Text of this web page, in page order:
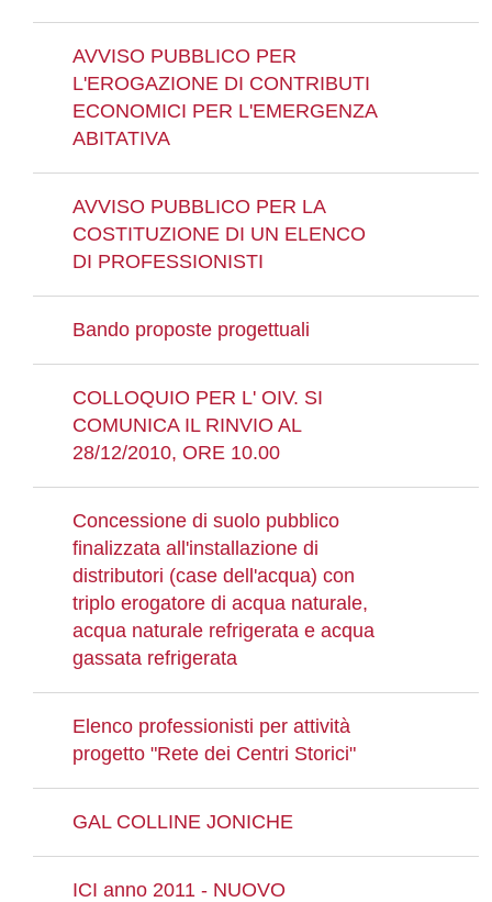
AVVISO PUBBLICO PER
L'EROGAZIONE DI CONTRIBUTI
ECONOMICI PER L'EMERGENZA
ABITATIVA
AVVISO PUBBLICO PER LA
COSTITUZIONE DI UN ELENCO
DI PROFESSIONISTI
Bando proposte progettuali
COLLOQUIO PER L' OIV. SI
COMUNICA IL RINVIO AL
28/12/2010, ORE 10.00
Concessione di suolo pubblico
finalizzata all'installazione di
distributori (case dell'acqua) con
triplo erogatore di acqua naturale,
acqua naturale refrigerata e acqua
gassata refrigerata
Elenco professionisti per attività
progetto "Rete dei Centri Storici"
GAL COLLINE JONICHE
ICI anno 2011 - NUOVO